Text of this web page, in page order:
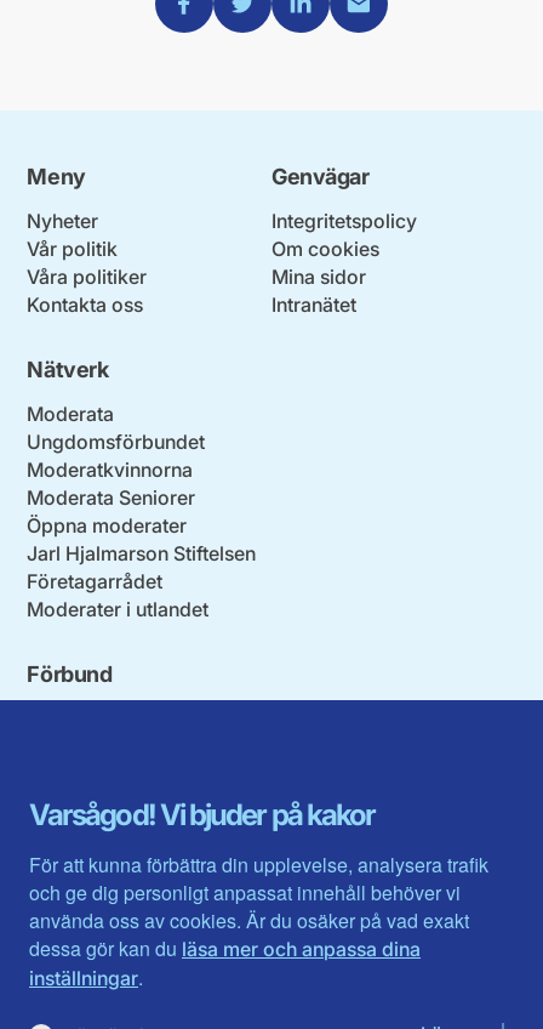
Varsågod! Vi bjuder på kakor
För att kunna förbättra din upplevelse, analysera trafik
och ge dig personligt anpassat innehåll behöver vi
använda oss av cookies. Är du osäker på vad exakt
dessa gör kan du läsa mer och anpassa dina
inställningar.
Meny
Nyheter
Vår politik
Våra politiker
Kontakta oss
Genvägar
Integritetspolicy
Om cookies
Mina sidor
Intranätet
Nätverk
Moderata
Ungdomsförbundet
Moderatkvinnorna
Moderata Seniorer
Öppna moderater
Jarl Hjalmarson Stiftelsen
Företagarrådet
Moderater i utlandet
Förbund
Gävleborg
Halland
Jämtlands län
Jönköpings län
Kalmar län
Kronobergs län
Norrbotten
Skåne län
Värmlands län
Västerbotten
Västra Götaland
Västernorrland
Västmanland
Örebro län
Östergötland